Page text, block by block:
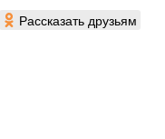
Рассказать друзьям